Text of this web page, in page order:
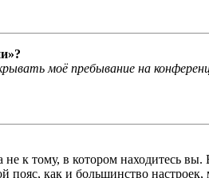
моё пребывание на
к тому, в котором находитесь
как и большинство